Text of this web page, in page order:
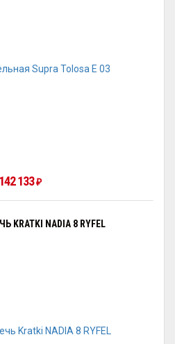
142 133₽
KRATKI NADIA 8 RYFEL